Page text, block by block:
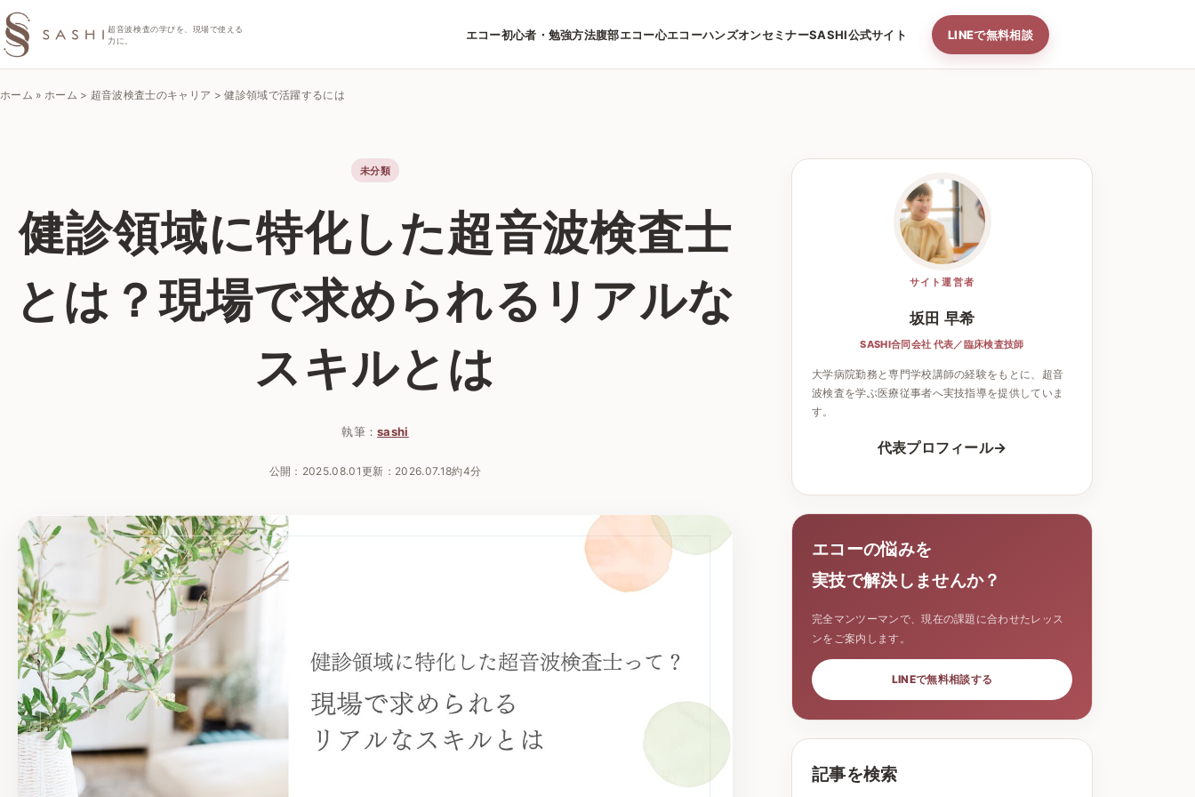
SASHIエコーラボ
超音波検査の学びを、現場で使える
力に。
エコー初心者・勉強方法腹部エコー心エコーハンズオンセミナーSASHI公式サイト LINEで無料相談
ホーム » ホーム > 超音波検査士のキャリア > 健診領域で活躍するには
未分類
健診領域に特化した超音波検査士
とは？現場で求められるリアルな
スキルとは
執筆：sashi
公開： 2025.08.01更新： 2026.07.18約4分
サイト運営者
坂田 早希
SASHI合同会社 代表／臨床検査技師
大学病院勤務と専門学校講師の経験をもとに、超音
波検査を学ぶ医療従事者へ実技指導を提供していま
す。
代表プロフィール
エコーの悩みを
実技で解決しませんか？
完全マンツーマンで、現在の課題に合わせたレッス
ンをご案内します。
LINEで無料相談する
記事を検索